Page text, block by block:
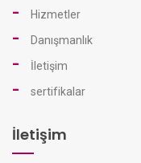
Hizmetler
Danışmanlık
İletişim
sertifikalar
İletişim